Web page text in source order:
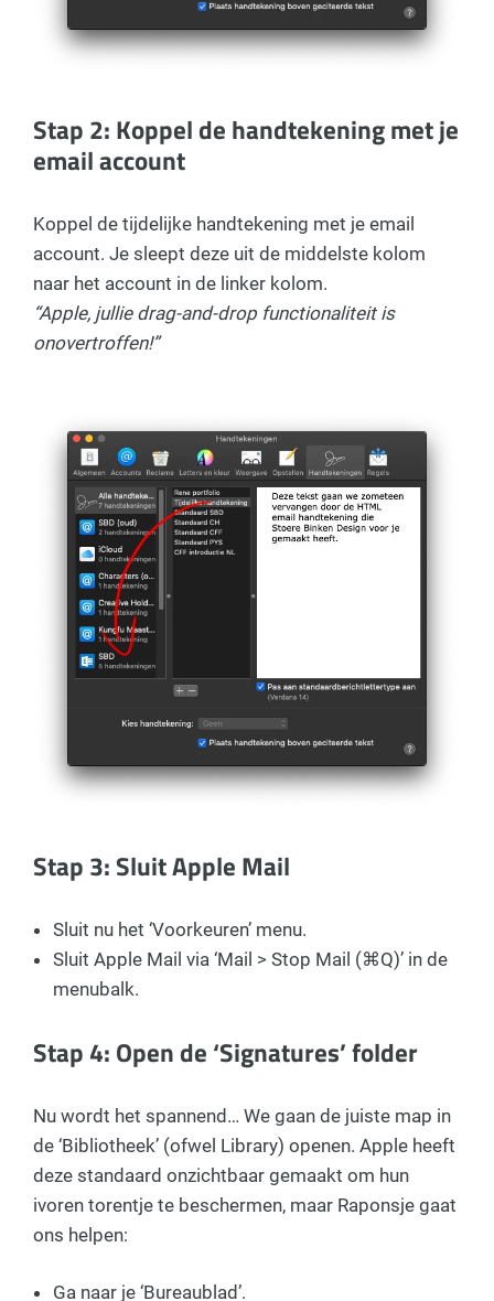
Stap 2: Koppel de handtekening met je
email account
Koppel de tijdelijke handtekening met je email
account. Je sleept deze uit de middelste kolom
naar het account in de linker kolom.
“Apple, jullie drag-and-drop functionaliteit is
onovertroffen!”
Stap 3: Sluit Apple Mail
Sluit nu het ‘Voorkeuren’ menu.
Sluit Apple Mail via ‘Mail > Stop Mail (⌘Q)’ in de
menubalk.
Stap 4: Open de ‘Signatures’ folder
Nu wordt het spannend… We gaan de juiste map in
de ‘Bibliotheek’ (ofwel Library) openen. Apple heeft
deze standaard onzichtbaar gemaakt om hun
ivoren torentje te beschermen, maar Raponsje gaat
ons helpen:
Ga naar je ‘Bureaublad’.